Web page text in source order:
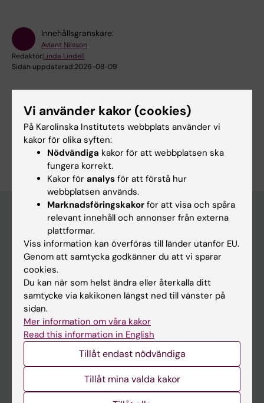
Innehållsgranskare:
Avlant Nilsson
Redaktör:Linda Lindell
Sidan uppdaterad:2026-08-09
Dela
Huvudmeny
Utbildning
Forskarutbildning
Forskning
Om KI
Nyheter
Kalender
Vi använder kakor (cookies)
På Karolinska Institutets webbplats använder vi
kakor för olika syften:
Nödvändiga kakor för att webbplatsen ska
fungera korrekt.
Kakor för analys för att förstå hur
webbplatsen används.
Marknadsföringskakor för att visa och spåra
relevant innehåll och annonser från externa
plattformar.
Viss information kan överföras till länder utanför EU.
Genom att samtycka godkänner du att vi sparar
cookies.
Du kan när som helst ändra eller återkalla ditt
samtycke via kakikonen längst ned till vänster på
sidan.
Mer information om våra kakor
Read this information in English
Tillåt endast nödvändiga
Tillåt mina valda kakor